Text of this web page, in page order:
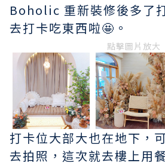
Boholic 重新裝修後多了
去打卡吃東西啦🤩。
點擊圖片放大
打卡位大部大也在地下，
去拍照，這次就去樓上用